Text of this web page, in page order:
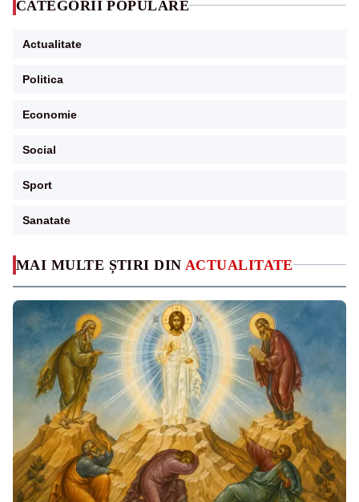
MAI MULTE ȘTIRI DIN ACTUALITATE
CATEGORII POPULARE
Actualitate
Politica
Economie
Social
Sport
Sanatate